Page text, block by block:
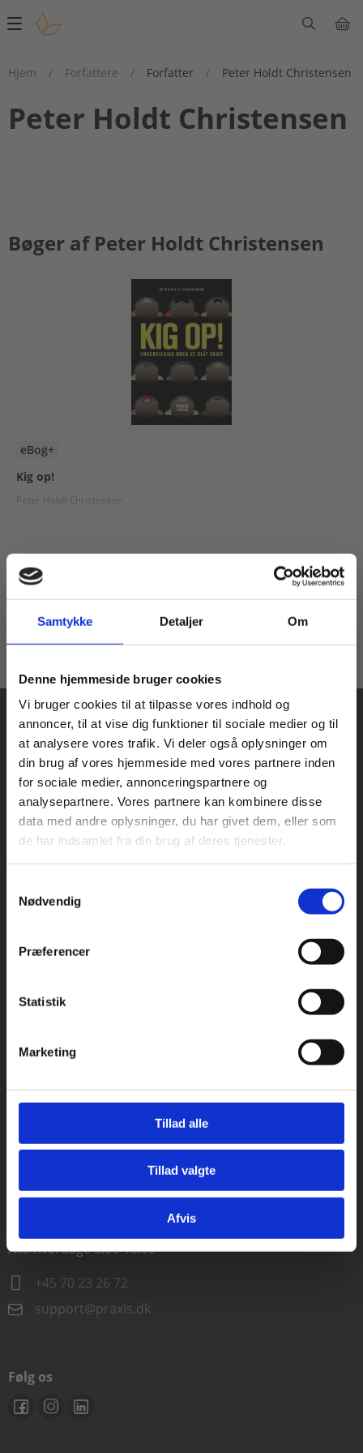
Samtykke Detaljer Om
Denne hjemmeside bruger cookies
Vi bruger cookies til at tilpasse vores indhold og
annoncer, til at vise dig funktioner til sociale medier og til
at analysere vores trafik. Vi deler også oplysninger om
din brug af vores hjemmeside med vores partnere inden
for sociale medier, annonceringspartnere og
analysepartnere. Vores partnere kan kombinere disse
data med andre oplysninger, du har givet dem, eller som
de har indsamlet fra din brug af deres tjenester.
Nødvendig
Præferencer
Statistik
Marketing
Tillad alle
Tillad valgte
Afvis
Main
Hjem
/ Forfattere / Forfatter / Peter Holdt Christensen
Peter Holdt Christensen
Bøger af Peter Holdt Christensen
eBog+
Kig op!
Peter Holdt Christensen
Fra
127,00 KR.
Praxis Forlag A/S
CVR 41280921
København
1120 København K
Kochsgade 31D
Rødekro
Kontakt kundeservice
+45 70 23 85 87
Kontakt teknisk support
Alle hverdage 8.00-15.00
+45 70 23 26 72
support@praxis.dk
Følg os
Køb læremidler og find masterclasses mm.
Fortsæt som:
For privatkunder og
studerende. Du får
vist priser inkl.
For institutioner og
virksomheder. Du
får vist priser ekskl.
Gå til praxisOnline